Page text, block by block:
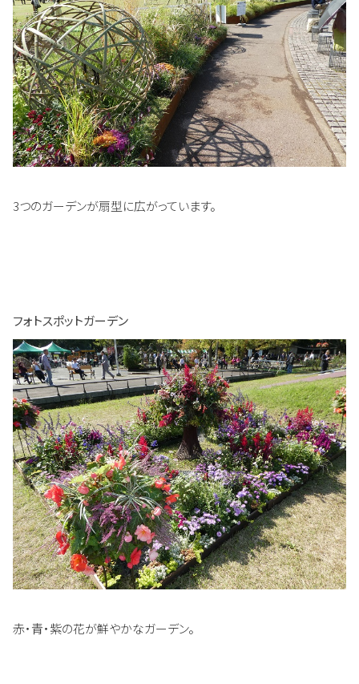
3つのガーデンが扇型に広がっています。
フォトスポットガーデン
赤・青・紫の花が鮮やかなガーデン。